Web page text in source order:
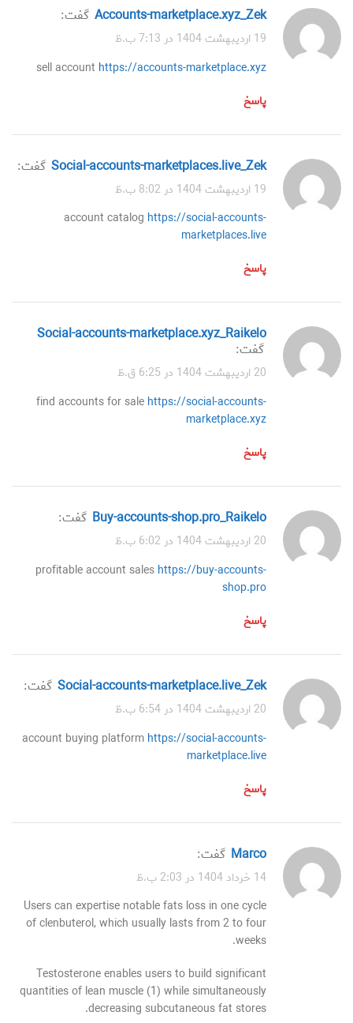
accounts-marketplace.xyz_Zek گفت:
19 اردیبهشت 1404 در 7:13 ب.ظ
sell account https://accounts-marketplace.xyz
پاسخ
social-accounts-marketplaces.live_Zek گفت:
19 اردیبهشت 1404 در 8:02 ب.ظ
account catalog https://social-accounts-
marketplaces.live
پاسخ
social-accounts-marketplace.xyz_Raikelo
گفت:
20 اردیبهشت 1404 در 6:25 ق.ظ
find accounts for sale https://social-accounts-
marketplace.xyz
پاسخ
buy-accounts-shop.pro_Raikelo گفت:
20 اردیبهشت 1404 در 6:02 ب.ظ
profitable account sales https://buy-accounts-
shop.pro
پاسخ
social-accounts-marketplace.live_Zek گفت:
20 اردیبهشت 1404 در 6:54 ب.ظ
account buying platform https://social-accounts-
marketplace.live
پاسخ
Marco گفت:
14 خرداد 1404 در 2:03 ب.ظ
Users can expertise notable fats loss in one cycle
of clenbuterol, which usually lasts from 2 to four
weeks.
Testosterone enables users to build significant
quantities of lean muscle (1) while simultaneously
decreasing subcutaneous fat stores.